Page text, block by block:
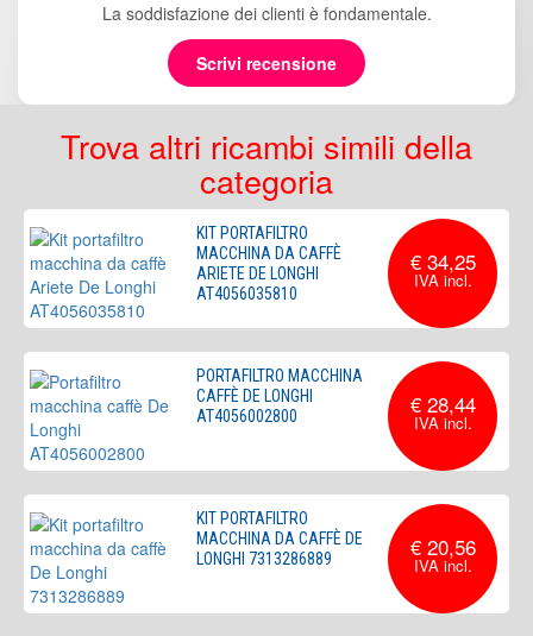
La soddisfazione dei clienti è fondamentale.
Scrivi recensione
Trova altri ricambi simili della
categoria
KIT PORTAFILTRO
MACCHINA DA CAFFÈ
ARIETE DE LONGHI
AT4056035810
€ 34,25
PORTAFILTRO MACCHINA
CAFFÈ DE LONGHI
AT4056002800
€ 28,44
KIT PORTAFILTRO
MACCHINA DA CAFFÈ DE
LONGHI 7313286889
€ 20,56